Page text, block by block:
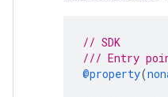
// SDK
/// Entry
@property(